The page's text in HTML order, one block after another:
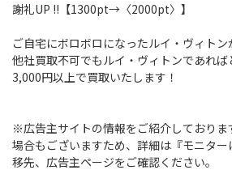
謝礼UP !!【1300pt→〈2000pt〉】
ご自宅にボロボロになったルイ・ヴィトン
他社買取不可でもルイ・ヴィトンであれ
3,000円以上で買取いたします！
※広告主サイトの情報をご紹介しておりま
場合もございますため、詳細は『モニタ
移先、広告主ページをご確認ください。